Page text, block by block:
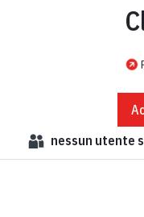
nessun utente